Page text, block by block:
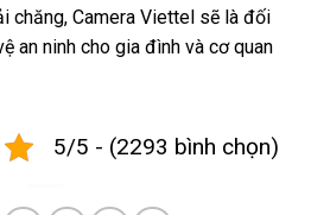
chăng, Camera Viettel sẽ là đối
an ninh cho gia đình và cơ quan
5/5 - (2293 bình chọn)